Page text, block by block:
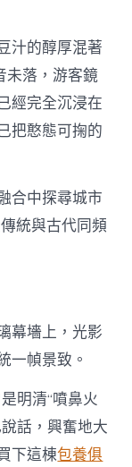
｜
炊
火
里
的
新
韻〉
中
汁的醇厚混著
未落，游客鏡
經完全沉浸在
把憨態可掬的
合中探尋城市
統與古代同頻
幕墻上，光影
一幀景致。
明清“噴鼻火
話，興奮地大
下這棟包養俱